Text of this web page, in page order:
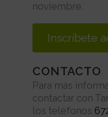
noviembre.
Inscríbete
CONTACTO
Para más
contactar con
los teléfonos